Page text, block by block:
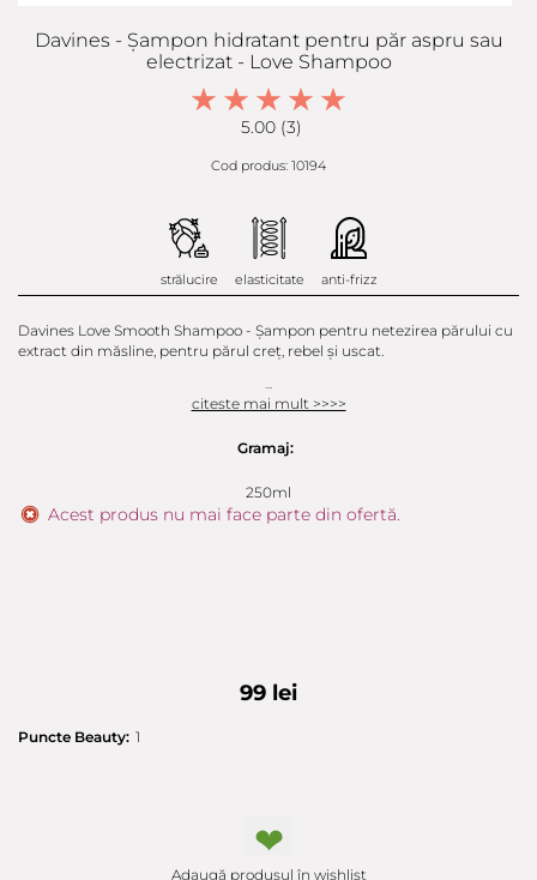
Davines - Șampon hidratant pentru păr aspru sau
electrizat - Love Shampoo
5.00 (3)
Cod produs: 10194
strălucire elasticitate anti-frizz
Davines Love Smooth Shampoo - Şampon pentru netezirea părului cu
extract din măsline, pentru părul creț, rebel și uscat.
...
citeste mai mult >>>>
Gramaj:
250ml
Acest produs nu mai face parte din ofertă.
99 lei
Puncte Beauty: 1
❤
Adaugă produsul în wishlist